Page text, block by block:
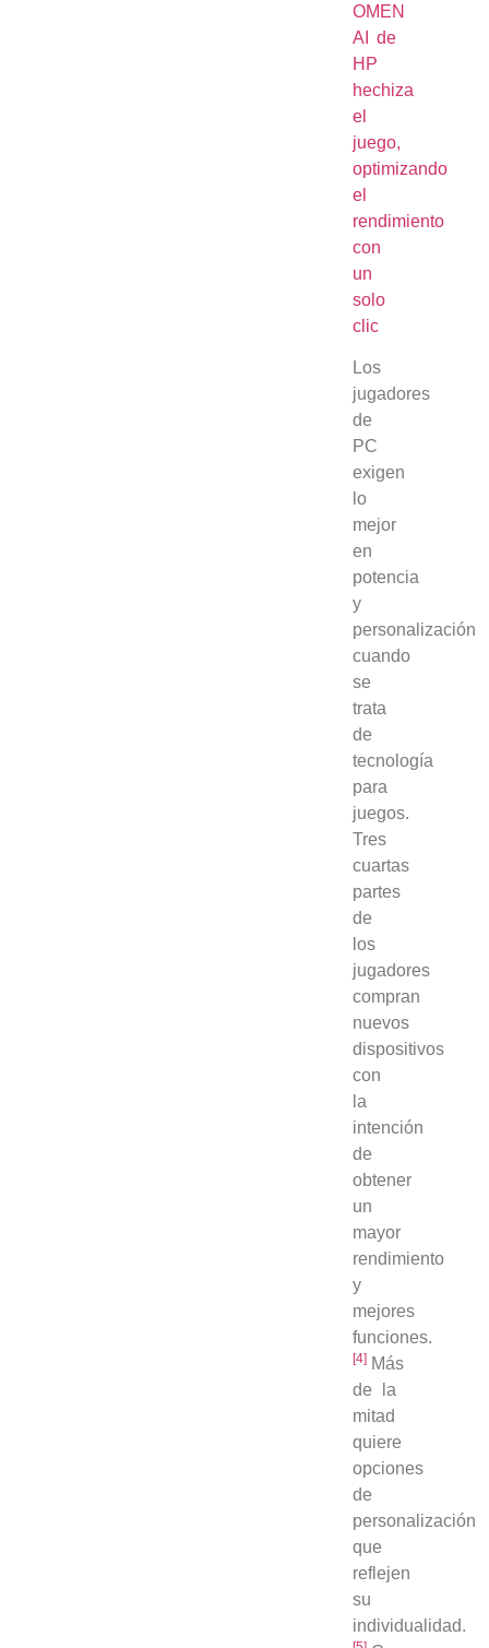
OMEN
AI de
HP
hechiza
el
juego,
optimizando
el
rendimiento
con
un
solo
clic
Los
jugadores
de
PC
exigen
lo
mejor
en
potencia
y
personalización
cuando
se
trata
de
tecnología
para
juegos.
Tres
cuartas
partes
de
los
jugadores
compran
nuevos
dispositivos
con
la
intención
de
obtener
un
mayor
rendimiento
y
mejores
funciones.
[4] Más
de la
mitad
quiere
opciones
de
personalización
que
reflejen
su
individualidad.